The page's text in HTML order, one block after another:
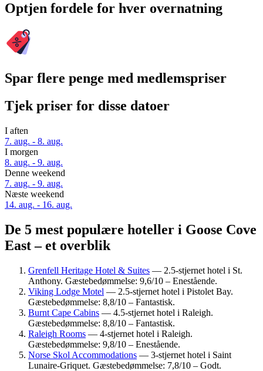
Optjen fordele for hver overnatning
Spar flere penge med medlemspriser
Tjek priser for disse datoer
I aften
7. aug. - 8. aug.
I morgen
8. aug. - 9. aug.
Denne weekend
7. aug. - 9. aug.
Næste weekend
14. aug. - 16. aug.
De 5 mest populære hoteller i Goose Cove
East – et overblik
Grenfell Heritage Hotel & Suites — 2.5-stjernet hotel i St.
Anthony. Gæstebedømmelse: 9,6/10 – Enestående.
Viking Lodge Motel — 2.5-stjernet hotel i Pistolet Bay.
Gæstebedømmelse: 8,8/10 – Fantastisk.
Burnt Cape Cabins — 4.5-stjernet hotel i Raleigh.
Gæstebedømmelse: 8,8/10 – Fantastisk.
Raleigh Rooms — 4-stjernet hotel i Raleigh.
Gæstebedømmelse: 9,8/10 – Enestående.
Norse Skol Accommodations — 3-stjernet hotel i Saint
Lunaire-Griquet. Gæstebedømmelse: 7,8/10 – Godt.